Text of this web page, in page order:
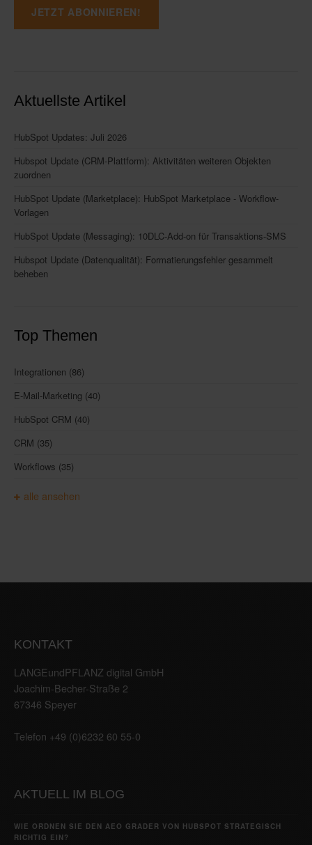
Aktuellste Artikel
HubSpot Updates: Juli 2026
Hubspot Update (CRM-Plattform): Aktivitäten weiteren Objekten
zuordnen
HubSpot Update (Marketplace): HubSpot Marketplace - Workflow-
Vorlagen
HubSpot Update (Messaging): 10DLC-Add-on für Transaktions-SMS
Hubspot Update (Datenqualität): Formatierungsfehler gesammelt
beheben
Top Themen
Integrationen (86)
E-Mail-Marketing (40)
HubSpot CRM (40)
CRM (35)
Workflows (35)
alle ansehen
KONTAKT
LANGEundPFLANZ digital GmbH
Joachim-Becher-Straße 2
67346 Speyer
Telefon +49 (0)6232 60 55-0
AKTUELL IM BLOG
WIE ORDNEN SIE DEN AEO GRADER VON HUBSPOT STRATEGISCH
RICHTIG EIN?